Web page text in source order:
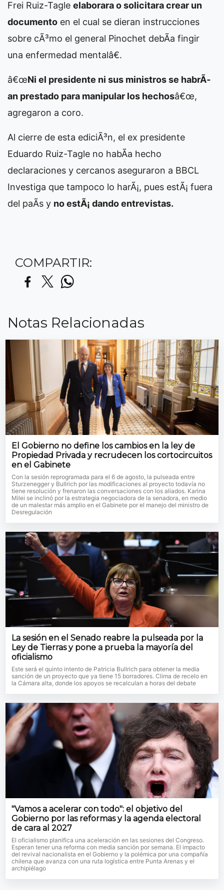
Frei Ruiz-Tagle elaborara o solicitara crear un
documento en el cual se dieran instrucciones
sobre cÃ³mo el general Pinochet debÃ­a fingir
una enfermedad mentalâ€.
â€œNi el presidente ni sus ministros se habrÃ­
an prestado para manipular los hechosâ€œ,
agregaron a coro.
Al cierre de esta ediciÃ³n, el ex presidente
Eduardo Ruiz-Tagle no habÃ­a hecho
declaraciones y cercanos aseguraron a BBCL
Investiga que tampoco lo harÃ¡, pues estÃ¡ fuera
del paÃ­s y no estÃ¡ dando entrevistas.
COMPARTIR:
Notas Relacionadas
El Gobierno no define los cambios en la ley de
Propiedad Privada y recrudecen los cortocircuitos
en el Gabinete
Con la sesión reprogramada para el 6 de agosto, la pulseada entre
Sturzenegger y Bullrich por las modificaciones al proyecto todavía no
tiene resolución y frenaron las conversaciones con los aliados. Karina
Milei se inclinó por la estrategia negociadora de la senadora, en medio
de un malestar más amplio en el Gabinete por el manejo del ministro de
Desregulación
La sesión en el Senado reabre la pulseada por la
Ley de Tierras y pone a prueba la mayoría del
oficialismo
Este será el quinto intento de Patricia Bullrich para obtener la media
sanción de un proyecto que ya tiene 15 borradores. Clima de recelo en
la Cámara alta, donde los apoyos se recalculan a horas del debate
"Vamos a acelerar con todo": el objetivo del
Gobierno por las reformas y la agenda electoral
de cara al 2027
El oficialismo planifica una aceleración en las sesiones del Congreso.
Esperan tener una reforma con media sanción por semana. El impacto
del revival nacionalista en el Gobierno y la polémica por una compañía
chilena que avanza con una ruta logística entre Punta Arenas y el
archipiélago